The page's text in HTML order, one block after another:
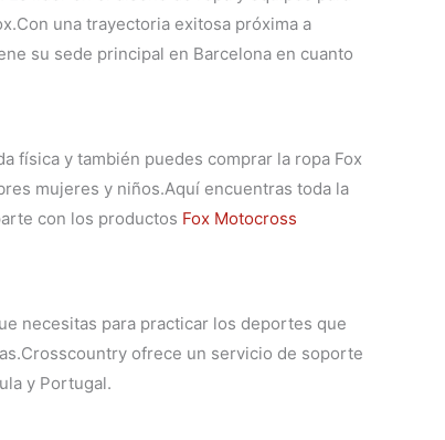
una trayectoria exitosa próxima a
su sede principal en Barcelona en cuanto
física y también puedes comprar la ropa Fox
mujeres y niños.Aquí encuentras toda la
con los productos Fox Motocross
necesitas para practicar los deportes que
Crosscountry ofrece un servicio de soporte
y Portugal.